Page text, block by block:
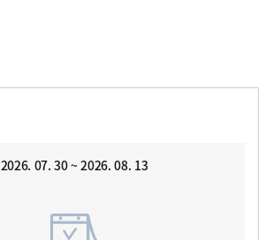
2026. 07. 30 ~ 2026. 08. 13